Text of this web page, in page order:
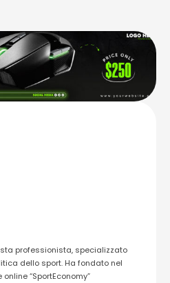
professionista, specializzato
dello sport. Ha fondato nel
“SportEconomy”